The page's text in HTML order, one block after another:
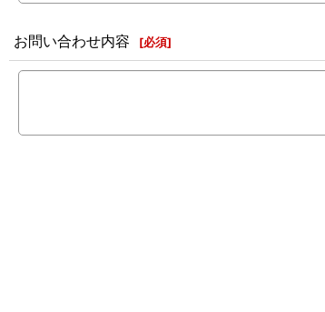
お問い合わせ内容 [必須]